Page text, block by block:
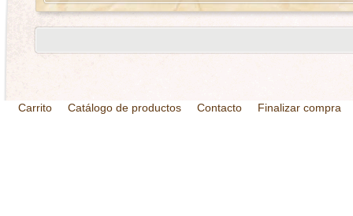
Carrito Catálogo de productos Contacto Finalizar compra